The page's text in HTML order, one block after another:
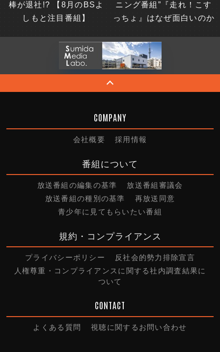
棒が退社!? 【8月のBSよ
しもと注目番組】
ニング番組”『走れ！こす
っちょ』はなぜ面白いのか
COMPANY
会社概要 採用情報
番組について
放送番組の編集の基準
放送番組審議会
放送番組の種別の基準
再放送同意
青少年に見てもらいたい番組
規約・コンプライアンス
プライバシーポリシー
反社会的勢力排除宣言
人権尊重・コンプライアンスに関する社内調査結果に
ついて
CONTACT
よくある質問 視聴に関するお問い合わせ